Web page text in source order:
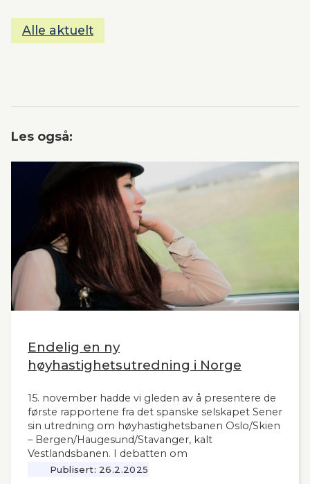
Alle aktuelt
Les også:
Endelig en ny
høyhastighetsutredning i Norge
15. november hadde vi gleden av å presentere de
første rapportene fra det spanske selskapet Sener
sin utredning om høyhastighetsbanen Oslo/Skien
– Bergen/Haugesund/Stavanger, kalt
Vestlandsbanen. I debatten om
høyhastighetsbaner i Norge har man savnet et
Publisert: 26.2.2025